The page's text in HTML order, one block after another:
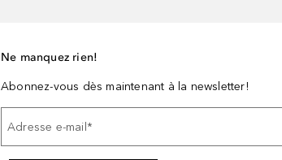
Ne manquez rien!
Abonnez-vous dès maintenant à la newsletter!
Adresse e-mail *